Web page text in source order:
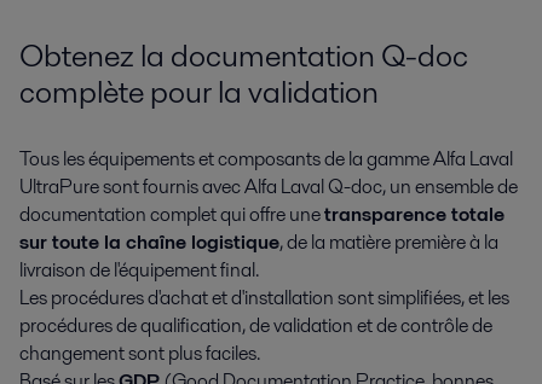
Obtenez la documentation Q-doc
complète pour la validation
Tous les équipements et composants de la gamme Alfa Laval
UltraPure sont fournis avec Alfa Laval Q-doc, un ensemble de
documentation complet qui offre unetransparence totale
sur toute la chaîne logistique, de la matière première à la
livraison de l'équipement final.
Les procédures d'achat et d'installation sont simplifiées, et les
procédures de qualification, de validation et de contrôle de
changement sont plus faciles.